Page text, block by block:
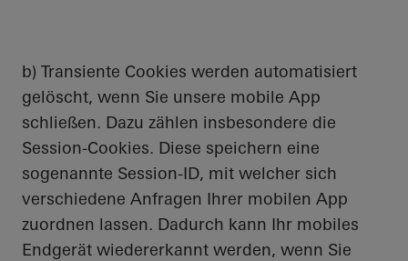
b) Transiente Cookies werden automatisiert
gelöscht, wenn Sie unsere mobile App
schließen. Dazu zählen insbesondere die
Session-Cookies. Diese speichern eine
sogenannte Session-ID, mit welcher sich
verschiedene Anfragen Ihrer mobilen App
zuordnen lassen. Dadurch kann Ihr mobiles
Endgerät wiedererkannt werden, wenn Sie